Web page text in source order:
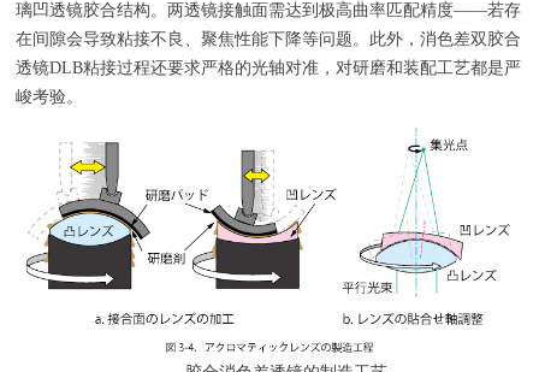
璃凹透镜胶合结构。两透镜接触面需达到极高曲率匹配精度——若存
在间隙会导致粘接不良、聚焦性能下降等问题。此外，消色差双胶合
透镜DLB粘接过程还要求严格的光轴对准，对研磨和装配工艺都是严
峻考验。